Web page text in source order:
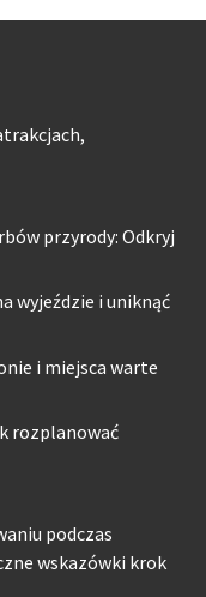
przyrody: Odkryj
wyjeździe i uniknąć
i miejsca warte
rozplanować
podczas
wskazówki krok